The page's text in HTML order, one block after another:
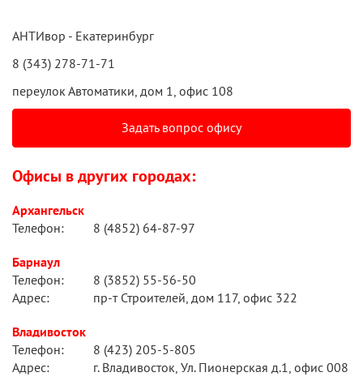
АНТИвор - Екатеринбург
8 (343) 278-71-71
переулок Автоматики, дом 1, офис 108
Задать вопрос офису
Офисы в других городах:
Архангельск
Телефон:
8 (4852) 64-87-97
Барнаул
Телефон:
8 (3852) 55-56-50
Адрес:
пр-т Строителей, дом 117, офис 322
Владивосток
Телефон:
8 (423) 205-5-805
Адрес:
г. Владивосток, Ул. Пионерская д.1, офис 008